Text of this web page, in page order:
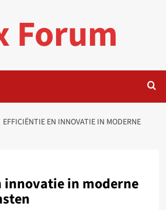
Forum
EFFICIËNTIE EN INNOVATIE IN MODERNE
innovatie in moderne